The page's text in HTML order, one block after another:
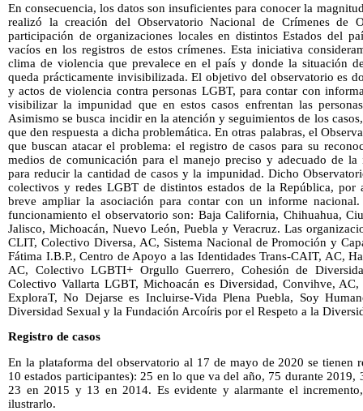
En consecuencia, los datos son insuficientes para conocer la
realizó la creación del Observatorio Nacional de Crímenes de
participación de organizaciones locales en distintos Estados del
vacíos en los registros de estos crímenes. Esta iniciativa
clima de violencia que prevalece en el país y donde la situación
queda prácticamente invisibilizada. El objetivo del observatorio es
y actos de violencia contra personas LGBT, para contar con
visibilizar la impunidad que en estos casos enfrentan las
Asimismo se busca incidir en la atención y seguimientos de los
que den respuesta a dicha problemática. En otras palabras, el
que buscan atacar el problema: el registro de casos para su
medios de comunicación para el manejo preciso y adecuado de
para reducir la cantidad de casos y la impunidad. Dicho
colectivos y redes LGBT de distintos estados de la República,
breve ampliar la asociación para contar con un informe
funcionamiento el observatorio son: Baja California, Chihuahua,
Jalisco, Michoacán, Nuevo León, Puebla y Veracruz. Las
CLIT, Colectivo Diversa, AC, Sistema Nacional de Promoción y
Fátima I.B.P., Centro de Apoyo a las Identidades Trans-CAIT, AC,
AC, Colectivo LGBTI+ Orgullo Guerrero, Cohesión de
Colectivo Vallarta LGBT, Michoacán es Diversidad, Convihve, AC,
ExploraT, No Dejarse es Incluirse-Vida Plena Puebla, Soy
Diversidad Sexual y la Fundación Arcoíris por el Respeto a la
Registro de casos
En la plataforma del observatorio al 17 de mayo de 2020 se tienen
10 estados participantes): 25 en lo que va del año, 75 durante
23 en 2015 y 13 en 2014. Es evidente y alarmante el
ilustrarlo.